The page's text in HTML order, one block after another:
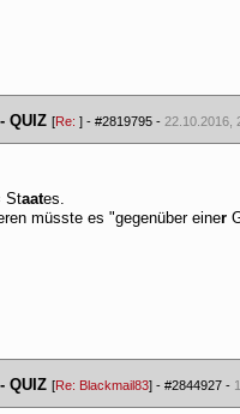
QUIZ [Re: ] - #2819795 - 22.10.2016,
Staates.
müsste es "gegenüber einer
QUIZ [Re: Blackmail83] - #2844927 -